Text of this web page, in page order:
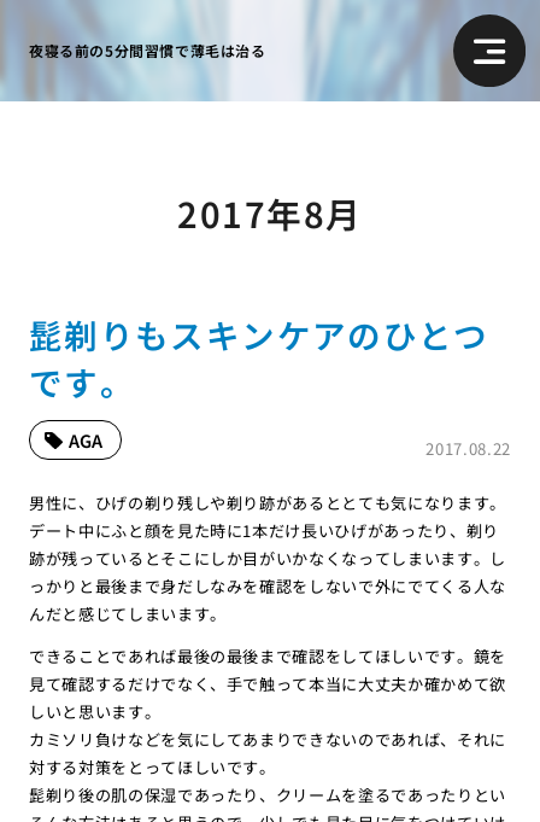
夜寝る前の5分間習慣で薄毛は治る
2017年8月
髭剃りもスキンケアのひとつ
です。
2017.08.22
AGA
男性に、ひげの剃り残しや剃り跡があるととても気になります。
デート中にふと顔を見た時に1本だけ長いひげがあったり、剃り
跡が残っているとそこにしか目がいかなくなってしまいます。し
っかりと最後まで身だしなみを確認をしないで外にでてくる人な
んだと感じてしまいます。
できることであれば最後の最後まで確認をしてほしいです。鏡を
見て確認するだけでなく、手で触って本当に大丈夫か確かめて欲
しいと思います。
カミソリ負けなどを気にしてあまりできないのであれば、それに
対する対策をとってほしいです。
髭剃り後の肌の保湿であったり、クリームを塗るであったりとい